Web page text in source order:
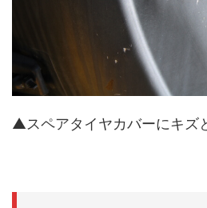
▲スペアタイヤカバーにキズ